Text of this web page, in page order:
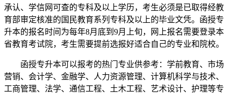
承认、学信网可查的专科及以上学历，考生必须是已取得经教
育部审定核准的国民教育系列专科及以上的毕业文凭。函授专
升本的报名时间为每年8月底到9月上旬，网上报名需要登录本
省教育考试院，考生需要提前选报好适合自己的专业和院校。
函授专升本可以报考的热门专业供参考：学前教育、市场
营销、会计学、金融学、人力资源管理、计算机科学与技术、
工商管理、法学、通信工程、土木工程、艺术设计、护理等专